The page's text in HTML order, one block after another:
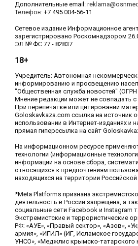
Дополнительные email:
Телефон: +7 495 004-56-11
Сетевое издание Информационное
зарегистрировано Роскомнадзором
ЭЛ № ФС 77 - 82837
18+
Учредитель: Автономная
информированию и просвещению
"Общественная служба новостей" (ОГРН
Мнение редакции может не совпадать
При перепечатке или цитировании
Goloskavkaza.com ссылка на источник
использовании в Интернет-изданиях и
прямая гиперссылка на сайт
На информационном ресурсе
технологии (информационные
информации на основе сбора,
относящихся к предпочтениям
находящихся на территории
*Meta Platforms признана
деятельность в России запрещена, а
социальные сети Facebook и Instagram
Экстремистские и террористические
РФ: «АУЕ», «Правый сектор», «Азов»,
армия», «ИГИЛ» (ИГ, Исламское
УНСО», «Меджлис крымско-татарского